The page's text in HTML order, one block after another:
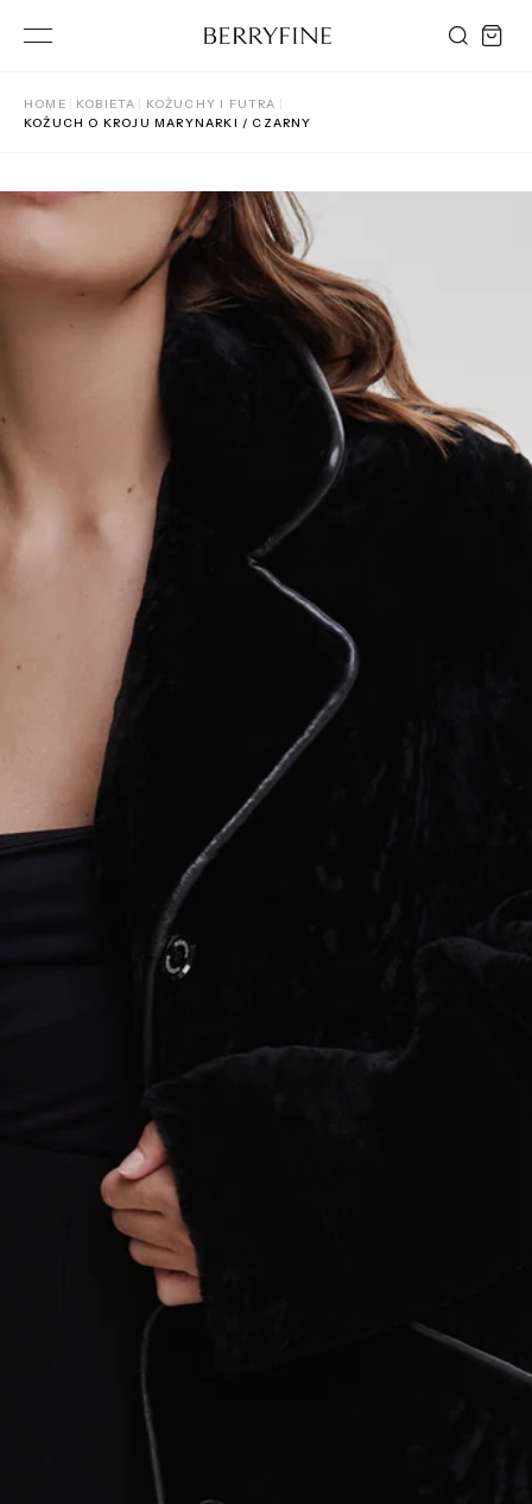
SKLEP
Akcesoria
Zaloguj się
Zarejestruj się
HOME | KOBIETA | KOŻUCHY I FUTRA |
KOŻUCH O KROJU MARYNARKI / CZARNY